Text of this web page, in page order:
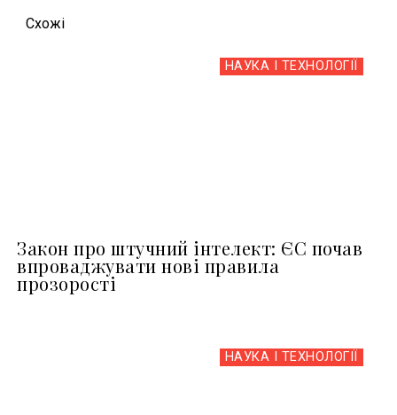
Схожi
НАУКА І ТЕХНОЛОГІЇ
Закон про штучний інтелект: ЄС почав
впроваджувати нові правила
прозорості
НАУКА І ТЕХНОЛОГІЇ